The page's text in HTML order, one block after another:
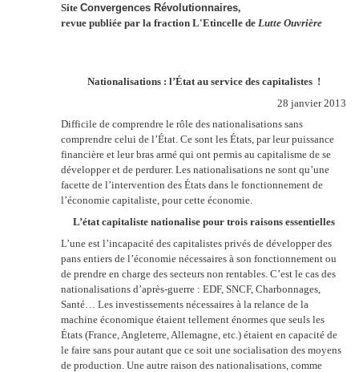
Site Convergences Révolutionnaires,
revue publiée par la fraction L'Etincelle de Lutte Ouvrière
Nationalisations : l’État au service des capitalistes !
28 janvier 2013
Difficile de comprendre le rôle des nationalisations sans
comprendre celui de l’État. Ce sont les États, par leur puissance
financière et leur bras armé qui ont permis au capitalisme de se
développer et de perdurer. Les nationalisations ne sont qu’une
facette de l’intervention des États dans le fonctionnement de
l’économie capitaliste, pour cette économie.
L’état capitaliste nationalise pour trois raisons essentielles
L’une est l’incapacité des capitalistes privés de développer des
pans entiers de l’économie nécessaires à son fonctionnement ou
de prendre en charge des secteurs non rentables. C’est le cas des
nationalisations d’après-guerre : EDF, SNCF, Charbonnages,
Santé… Les investissements nécessaires à la relance de la
machine économique étaient tellement énormes que seuls les
États (France, Angleterre, Allemagne, etc.) étaient en capacité de
le faire sans pour autant que ce soit une socialisation des moyens
de production. Une autre raison des nationalisations, comme